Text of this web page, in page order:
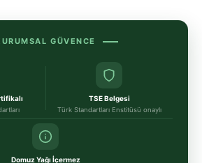
GÜVENCE
TSE Belgesi
Türk Standartları Enstitüsü onaylı
Domuz Yağı İçermez